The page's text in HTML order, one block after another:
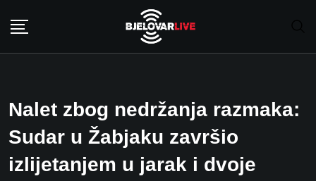
Nalet zbog nedržanja razmaka:
Sudar u Žabjaku završio
izlijetanjem u jarak i dvoje